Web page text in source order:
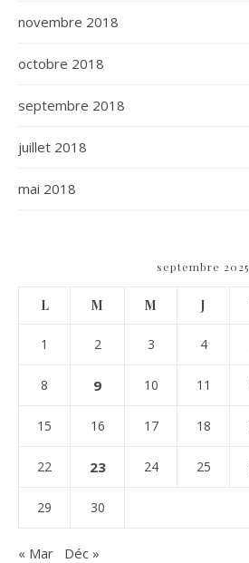
novembre 2018
octobre 2018
septembre 2018
juillet 2018
mai 2018
septembre 2025
L M M J
1 2 3 4
8 9 10 11
15 16 17 18
22 23 24 25
29 30
« Mar Déc »